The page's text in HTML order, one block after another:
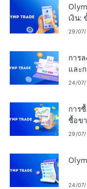
เงิน:
29/
การ
และ
24/
การ
ซื้อข
29/
24/